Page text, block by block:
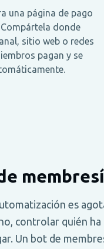
una página de pago
donde
sitio web o redes
pagan y se
es
controlar quién
Un bot de